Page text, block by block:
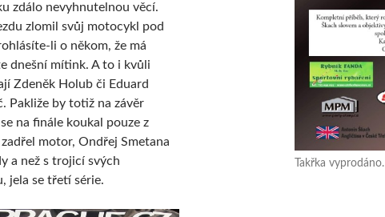
zdálo nevyhnutelnou věcí.
zlomil svůj motocykl pod
li o někom, že má
dnešní mítink. A to i kvůli
Zdeněk Holub či Eduard
Pakliže by totiž na závěr
na finále koukal pouze z
motor, Ondřej Smetana
a než s trojicí svých
jela se třetí série.
Takřka vyprodáno.